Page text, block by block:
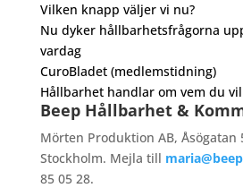
Vilken knapp väljer vi nu?
Nu dyker hållbarhetsfrågorna
vardag
CuroBladet (medlemstidning)
Hållbarhet handlar om vem du
Beep Hållbarhet &
Mörten Produktion AB, Åsögatan
Stockholm. Mejla till
85 05 28.